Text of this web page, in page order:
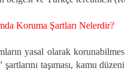
Koruma Şartları Nelerdir?
yasal olarak
şartlarını taşıması, kamu